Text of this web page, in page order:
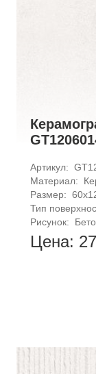
Артикул:
Материал:
Размер:
Тип
Рисунок:
Цена: